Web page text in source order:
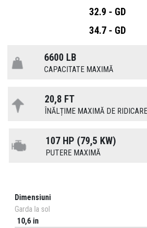
32.9 - GD
34.7 - GD
6600 LB
CAPACITATE MAXIMĂ
20,8 FT
ÎNĂLȚIME MAXIMĂ DE RIDICARE
107 HP (79,5 KW)
PUTERE MAXIMĂ
Dimensiuni
Garda la sol
10,6 in